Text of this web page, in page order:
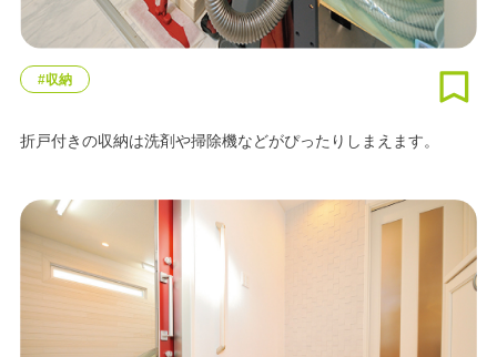
#収納
折戸付きの収納は洗剤や掃除機などがぴったりしまえます。